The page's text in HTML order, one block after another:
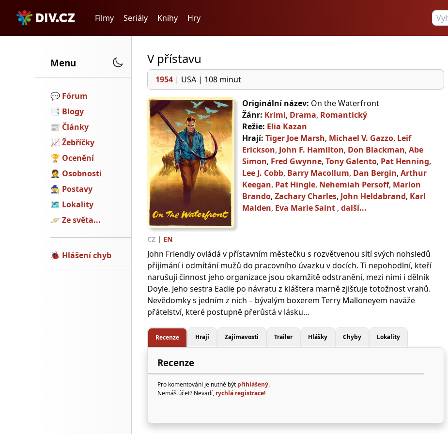
Filmy Seriály Knihy Hry
Menu
💬️ Fórum
📑 Blogy
📰 Články
📈 Žebříčky
🏆 Ocenění
🤵 Osobnosti
🧙 Postavy
🗺 Lokality
🪐 Ze světa...
🐞 Hlášení chyb
V přístavu
1954 | USA | 108 minut
Originální název: On the Waterfront
Žánr: Krimi, Drama, Romantický
Režie: Elia Kazan
Hrají: Tiger Joe Marsh, Michael V. Gazzo, Leif
Erickson, John F. Hamilton, Don Blackman, Abe
Simon, Fred Gwynne, Tony Galento, Pat Henning,
Lee J. Cobb, Barry Macollum, Dan Bergin, Arthur
Keegan, Pat Hingle, Nehemiah Persoff, Marlon
Brando, Zachary Charles, John Heldabrand, Karl
Malden, Eva Marie Saint , další...
CZ | EN
John Friendly ovládá v přístavním městečku s rozvětvenou sítí svých nohsledů
přijímání i odmítání mužů do pracovního úvazku v docích. Ti nepohodlní, kteří
narušují činnost jeho organizace jsou okamžitě odstraněni, mezi nimi i dělník
Doyle. Jeho sestra Eadie po návratu z kláštera marně zjišťuje totožnost vrahů.
Nevědomky s jedním z nich – bývalým boxerem Terry Malloneyem naváže
přátelství, které postupně přerůstá v lásku…
Recenze Hrají Zajímavosti Trailer Hlášky Chyby Lokality
Recenze
Pro komentování je nutné být přihlášený.
Nemáš účet? Nevadí, rychlá registrace!